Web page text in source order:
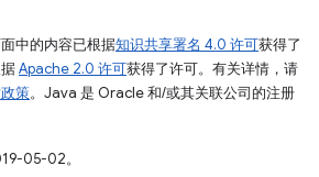
中的内容已根据知识共享署名 4.0 许可获得了
Apache 2.0 许可获得了许可。有关详情，请
策。Java 是 Oracle 和/或其关联公司的注册
05-02。